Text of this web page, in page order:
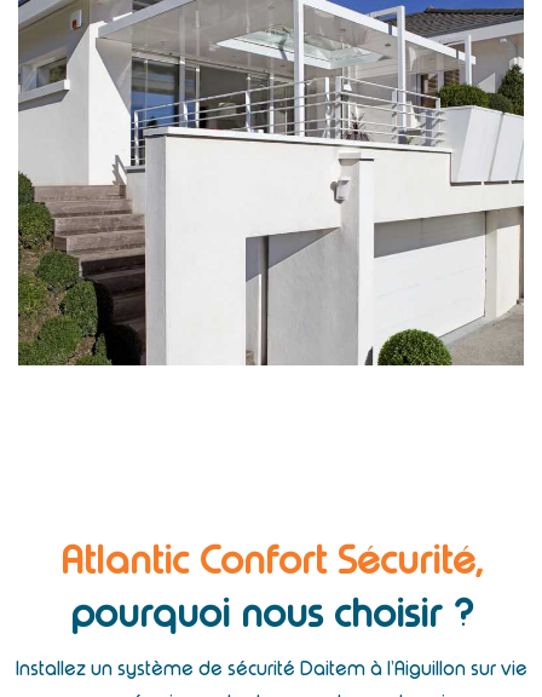
Atlantic Confort Sécurité,
pourquoi nous choisir ?
Installez un système de sécurité Daitem à l’Aiguillon sur vie